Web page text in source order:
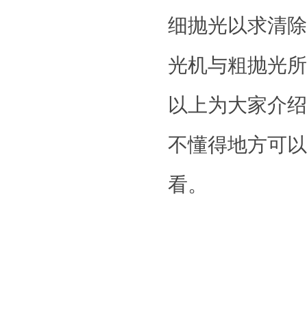
细抛光以求清
光机与粗抛光
以上为大家介
不懂得地方可
看。